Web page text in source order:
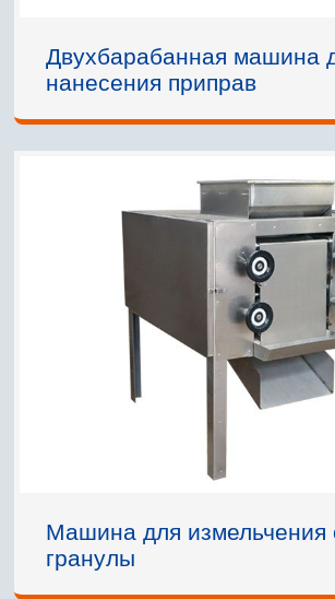
Двухбарабанная машина
нанесения приправ
Машина для измельчения
гранулы